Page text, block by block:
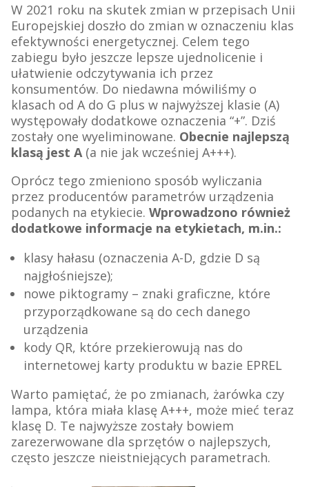
W 2021 roku na skutek zmian w przepisach Unii
Europejskiej doszło do zmian w oznaczeniu klas
efektywności energetycznej. Celem tego
zabiegu było jeszcze lepsze ujednolicenie i
ułatwienie odczytywania ich przez
konsumentów. Do niedawna mówiliśmy o
klasach od A do G plus w najwyższej klasie (A)
występowały dodatkowe oznaczenia “+”. Dziś
zostały one wyeliminowane. Obecnie najlepszą
klasą jest A(a nie jak wcześniej A+++).
Oprócz tego zmieniono sposób wyliczania
przez producentów parametrów urządzenia
podanych na etykiecie. Wprowadzono również
dodatkowe informacje na etykietach, m.in.:
klasy hałasu (oznaczenia A-D, gdzie D są
najgłośniejsze);
nowe piktogramy – znaki graficzne, które
przyporządkowane są do cech danego
urządzenia
kody QR, które przekierowują nas do
internetowej karty produktu w bazie EPREL
Warto pamiętać, że po zmianach, żarówka czy
lampa, która miała klasę A+++, może mieć teraz
klasę D. Te najwyższe zostały bowiem
zarezerwowane dla sprzętów o najlepszych,
często jeszcze nieistniejących parametrach.